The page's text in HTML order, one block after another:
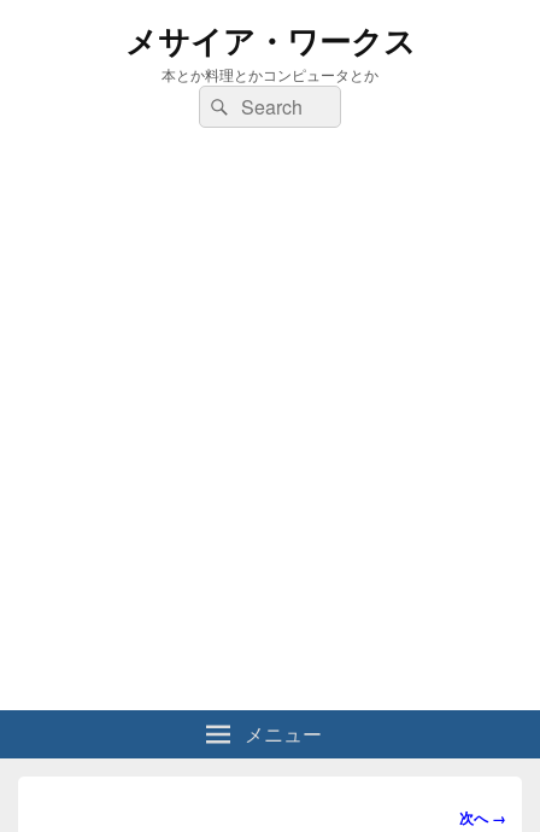
メサイア・ワークス
本とか料理とかコンピュータとか
検
索:
検
索
メニュー
画
次へ →